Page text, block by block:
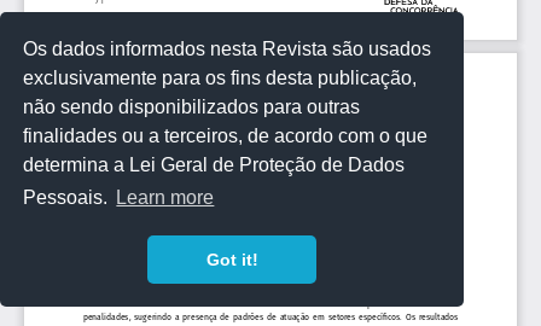
Os dados informados nesta Revista são usados
exclusivamente para os fins desta publicação,
não sendo disponibilizados para outras
finalidades ou a terceiros, de acordo com o que
determina a Lei Geral de Proteção de Dados
Pessoais.
Learn more
Got it!